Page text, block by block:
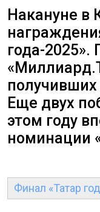
Накануне в
года-
получивших
Еще двух
этом году
номинации
Финал «Татар